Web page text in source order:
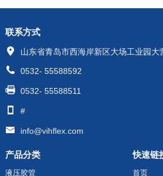
联系方式
山东省青岛市西海岸新区大场工业园大
0532- 55588592
0532- 55588511
#
info@vihflex.com
产品分类
液压胶管
快速链
首页